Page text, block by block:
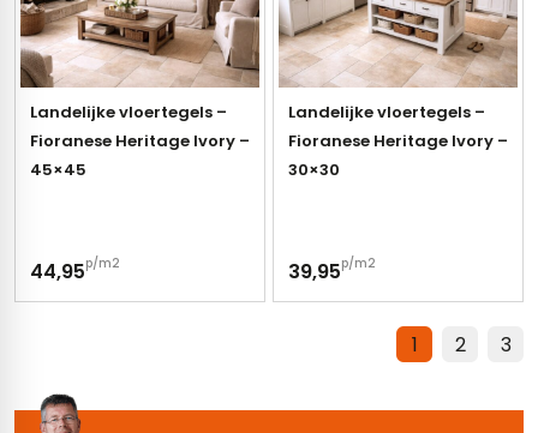
Landelijke vloertegels –
Fioranese Heritage Ivory –
45×45
44,95p/m2
Landelijke vloertegels –
Fioranese Heritage Ivory –
30×30
39,95p/m2
1 2 3